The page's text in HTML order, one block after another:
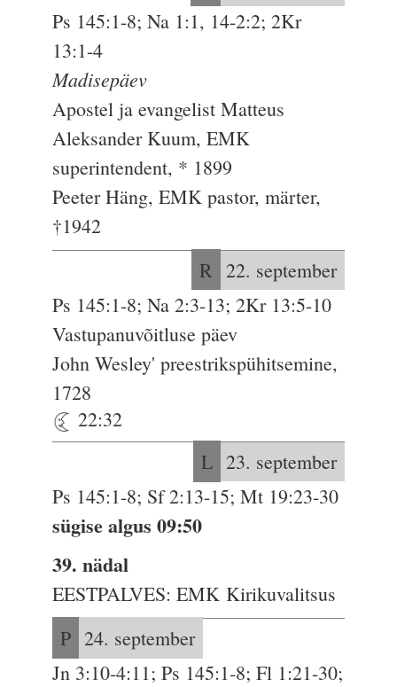
Ps 145:1-8; Na 1:1, 14-2:2; 2Kr
13:1-4
Madisepäev
Apostel ja evangelist Matteus
Aleksander Kuum, EMK
superintendent, * 1899
Peeter Häng, EMK pastor, märter,
†1942
R
22. september
Ps 145:1-8; Na 2:3-13; 2Kr 13:5-10
Vastupanuvõitluse päev
John Wesley' preestrikspühitsemine,
1728
22:32
L 23. september
Ps 145:1-8; Sf 2:13-15; Mt 19:23-30
sügise algus 09:50
39. nädal
EESTPALVES: EMK Kirikuvalitsus
P 24. september
Jn 3:10-4:11; Ps 145:1-8; Fl 1:21-30;